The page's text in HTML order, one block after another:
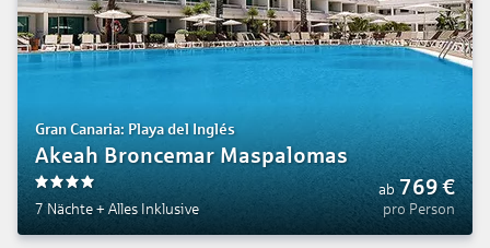
Gran Canaria: Playa del Inglés
Akeah Broncemar Maspalomas
4
7 Nächte+Alles Inklusive
ab 769€
pro Person